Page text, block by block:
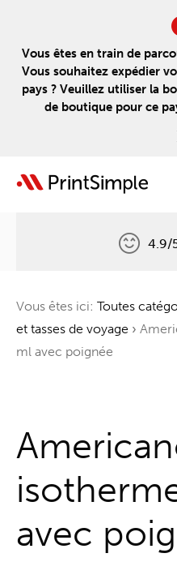
Vous êtes en train de
Vous souhaitez expédier
pays ? Veuillez utiliser la
de boutique pour ce
Un arbre pour
4.9/
Vous êtes ici: Toutes
et tasses de voyage ›
ml avec poignée
avec